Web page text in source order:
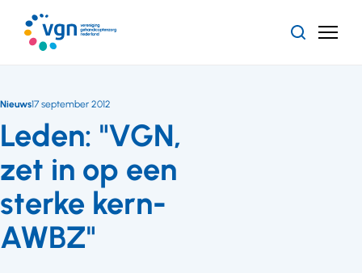
naar
hoofdinhoud
ZoekenMenu
Leden: "VGN,
zet in op een
sterke kern-
AWBZ"
Nieuws17 september 2012